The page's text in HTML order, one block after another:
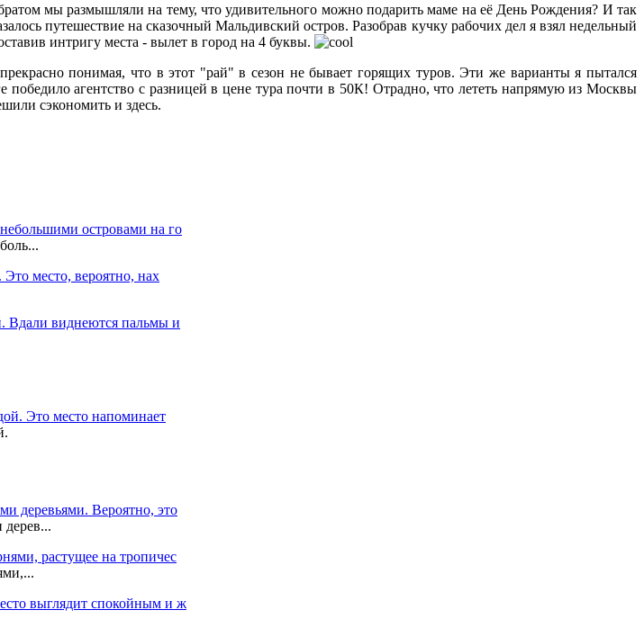
мы размышляли на тему, что удивительного можно подарить маме на её День Рождения? И так
путешествие на сказочный Мальдивский остров. Разобрав кучку рабочих дел я взял недельный
интригу места - вылет в город на 4 буквы.
понимая, что в этот "рай" в сезон не бывает горящих туров. Эти же варианты я пытался
победило агентство с разницей в цене тура почти в 50К! Отрадно, что лететь напрямую из Москвы
сэкономить и здесь.